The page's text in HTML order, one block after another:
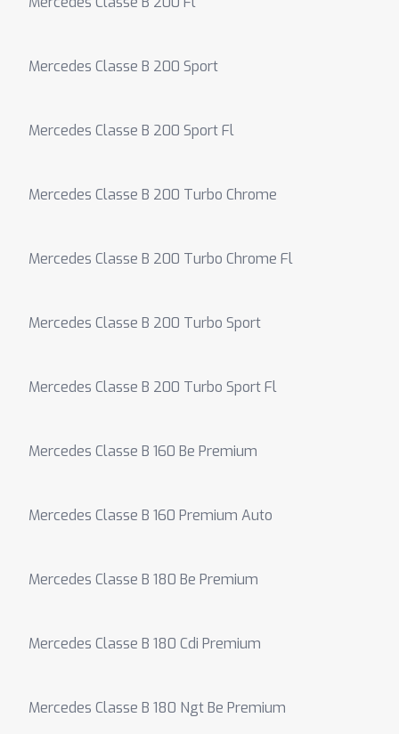
Mercedes Classe B 200 Sport
Mercedes Classe B 200 Sport Fl
Mercedes Classe B 200 Turbo Chrome
Mercedes Classe B 200 Turbo Chrome Fl
Mercedes Classe B 200 Turbo Sport
Mercedes Classe B 200 Turbo Sport Fl
Mercedes Classe B 160 Be Premium
Mercedes Classe B 160 Premium Auto
Mercedes Classe B 180 Be Premium
Mercedes Classe B 180 Cdi Premium
Mercedes Classe B 180 Ngt Be Premium